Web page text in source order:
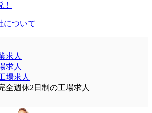
について
求人
求人
場求人
全週休2日制の工場求人